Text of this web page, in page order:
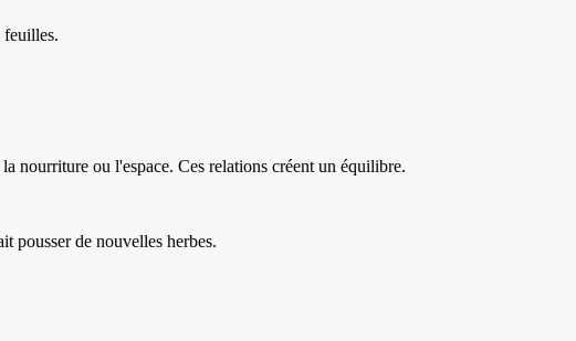
feuilles.
nourriture ou l'espace. Ces relations créent un équilibre.
pousser de nouvelles herbes.